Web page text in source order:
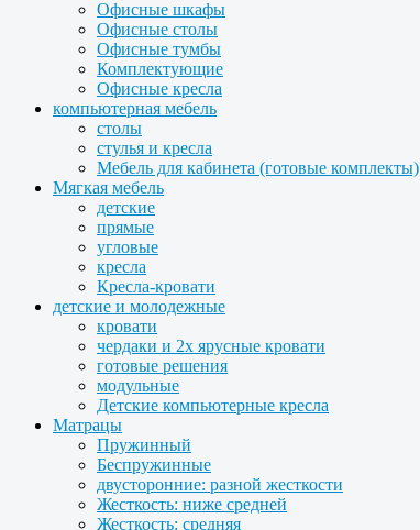
Офисные шкафы
Офисные столы
Офисные тумбы
Комплектующие
Офисные кресла
компьютерная мебель
столы
стулья и кресла
Мебель для кабинета (готовые комплекты)
Мягкая мебель
детские
прямые
угловые
кресла
Кресла-кровати
детские и молодежные
кровати
чердаки и 2х ярусные кровати
готовые решения
модульные
Детские компьютерные кресла
Матрацы
Пружинный
Беспружинные
двусторонние: разной жесткости
Жесткость: ниже средней
Жесткость: средняя